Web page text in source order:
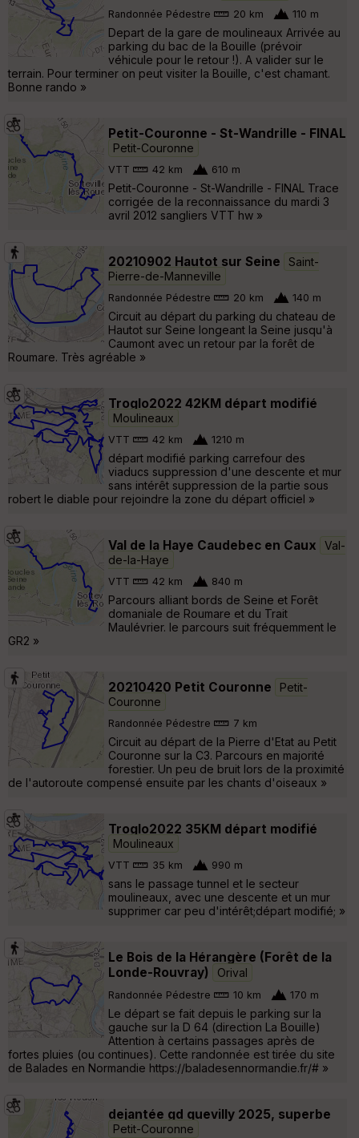
Randonnée Pédestre 20 km 110 m
Depart de la gare de moulineaux Arrivée au
parking du bac de la Bouille (prévoir
véhicule pour le retour !). A valider sur le
terrain. Pour terminer on peut visiter la Bouille, c'est chamant.
Bonne rando »
Petit-Couronne - St-Wandrille - FINAL
Petit-Couronne
VTT 42 km 610 m
Petit-Couronne - St-Wandrille - FINAL Trace
corrigée de la reconnaissance du mardi 3
avril 2012 sangliers VTT hw »
20210902 Hautot sur Seine
Saint-
Pierre-de-Manneville
Randonnée Pédestre 20 km 140 m
Circuit au départ du parking du chateau de
Hautot sur Seine longeant la Seine jusqu'à
Caumont avec un retour par la forêt de
Roumare. Très agréable »
Troglo2022 42KM départ modifié
Moulineaux
VTT 42 km 1210 m
départ modifié parking carrefour des
viaducs suppression d'une descente et mur
sans intérêt suppression de la partie sous
robert le diable pour rejoindre la zone du départ officiel »
Val de la Haye Caudebec en Caux
Val-
de-la-Haye
VTT 42 km 840 m
Parcours alliant bords de Seine et Forêt
domaniale de Roumare et du Trait
Maulévrier. le parcours suit fréquemment le
GR2 »
20210420 Petit Couronne
Petit-
Couronne
Randonnée Pédestre 7 km
Circuit au départ de la Pierre d'Etat au Petit
Couronne sur la C3. Parcours en majorité
forestier. Un peu de bruit lors de la proximité
de l'autoroute compensé ensuite par les chants d'oiseaux »
Troglo2022 35KM départ modifié
Moulineaux
VTT 35 km 990 m
sans le passage tunnel et le secteur
moulineaux, avec une descente et un mur
supprimer car peu d'intérêt;départ modifié; »
Le Bois de la Hérangère (Forêt de la
Londe-Rouvray)
Orival
Randonnée Pédestre 10 km 170 m
Le départ se fait depuis le parking sur la
gauche sur la D 64 (direction La Bouille)
Attention à certains passages après de
fortes pluies (ou continues). Cette randonnée est tirée du site
de Balades en Normandie https://baladesennormandie.fr/# »
dejantée gd quevilly 2025, superbe
Petit-Couronne